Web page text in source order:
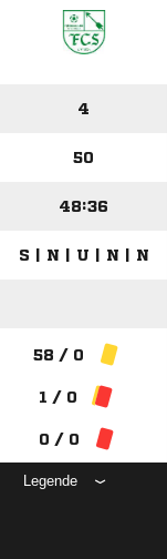
4
50
48:36
S | N | U | N | N
58 / 0
1 / 0
0 / 0
Legende